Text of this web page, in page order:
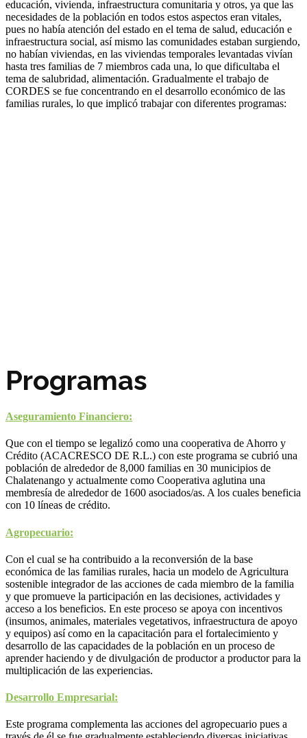
educación, vivienda, infraestructura comunitaria y otros, ya que las
necesidades de la población en todos estos aspectos eran vitales,
pues no había atención del estado en el tema de salud, educación e
infraestructura social, así mismo las comunidades estaban surgiendo,
no habían viviendas, en las viviendas temporales levantadas vivían
hasta tres familias de 7 miembros cada una, lo que dificultaba el
tema de salubridad, alimentación. Gradualmente el trabajo de
CORDES se fue concentrando en el desarrollo económico de las
familias rurales, lo que implicó trabajar con diferentes programas:
Programas
Aseguramiento Financiero:
Que con el tiempo se legalizó como una cooperativa de Ahorro y
Crédito (ACACRESCO DE R.L.) con este programa se cubrió una
población de alrededor de 8,000 familias en 30 municipios de
Chalatenango y actualmente como Cooperativa aglutina una
membresía de alrededor de 1600 asociados/as. A los cuales beneficia
con 10 líneas de crédito.
Agropecuario:
Con el cual se ha contribuido a la reconversión de la base
económica de las familias rurales, hacia un modelo de Agricultura
sostenible integrador de las acciones de cada miembro de la familia
y que promueve la participación en las decisiones, actividades y
acceso a los beneficios. En este proceso se apoya con incentivos
(insumos, animales, materiales vegetativos, infraestructura de apoyo
y equipos) así como en la capacitación para el fortalecimiento y
desarrollo de las capacidades de la población en un proceso de
aprender haciendo y de divulgación de productor a productor para la
multiplicación de las experiencias.
Desarrollo Empresarial:
Este programa complementa las acciones del agropecuario pues a